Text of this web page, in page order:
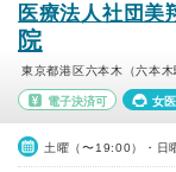
医療法人社団美
院
東京都港区六本木（六本
電子決済可 女
土曜（〜19:00）・日